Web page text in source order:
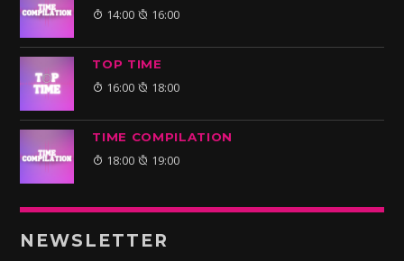
14:00 16:00
TOP TIME
16:00 18:00
TIME COMPILATION
18:00 19:00
NEWSLETTER